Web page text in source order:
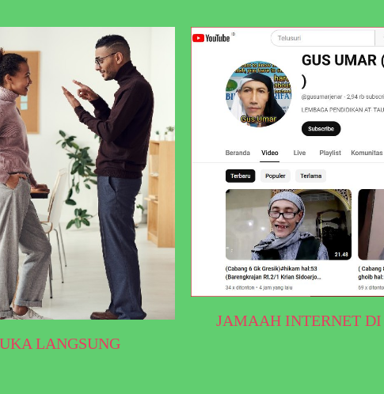
LANGSUNG
JAMAAH INTERNET